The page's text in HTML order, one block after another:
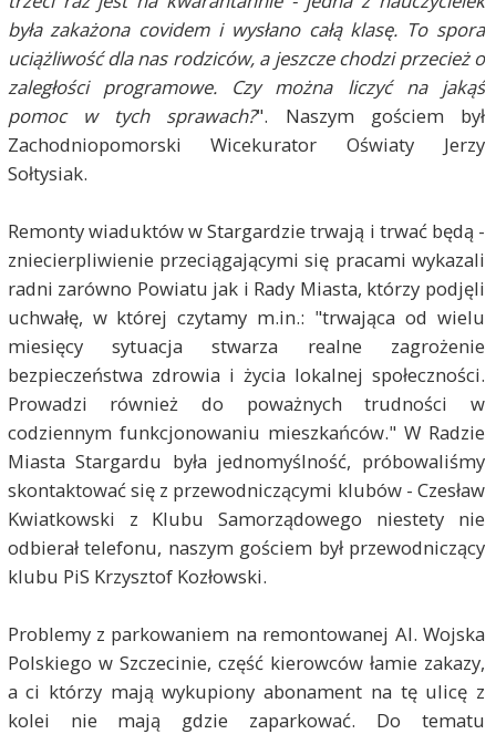
była zakażona covidem i wysłano całą klasę. To spora
uciążliwość dla nas rodziców, a jeszcze chodzi przecież o
zaległości programowe. Czy można liczyć na jakąś
pomoc w tych sprawach?". Naszym gościem był
Zachodniopomorski Wicekurator Oświaty Jerzy
Sołtysiak.
Remonty wiaduktów w Stargardzie trwają i trwać będą -
zniecierpliwienie przeciągającymi się pracami wykazali
radni zarówno Powiatu jak i Rady Miasta, którzy podjęli
uchwałę, w której czytamy m.in.: "trwająca od wielu
miesięcy sytuacja stwarza realne zagrożenie
bezpieczeństwa zdrowia i życia lokalnej społeczności.
Prowadzi również do poważnych trudności w
codziennym funkcjonowaniu mieszkańców." W Radzie
Miasta Stargardu była jednomyślność, próbowaliśmy
skontaktować się z przewodniczącymi klubów - Czesław
Kwiatkowski z Klubu Samorządowego niestety nie
odbierał telefonu, naszym gościem był przewodniczący
klubu PiS Krzysztof Kozłowski.
Problemy z parkowaniem na remontowanej Al. Wojska
Polskiego w Szczecinie, część kierowców łamie zakazy,
a ci którzy mają wykupiony abonament na tę ulicę z
kolei nie mają gdzie zaparkować. Do tematu